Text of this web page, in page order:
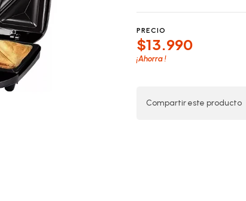
PRECIO
$13.990
¡Ahorra!
Compartir este producto